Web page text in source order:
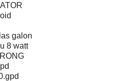
galon
8 watt